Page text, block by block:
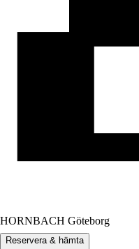
HORNBACH Göteborg
Reservera & hämta